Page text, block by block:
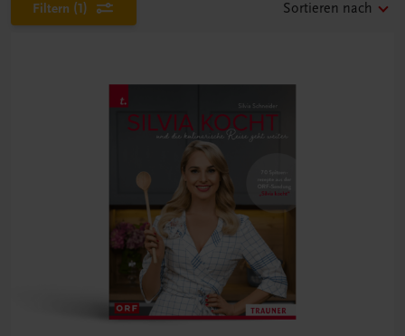
Filtern (1) Sortieren nach